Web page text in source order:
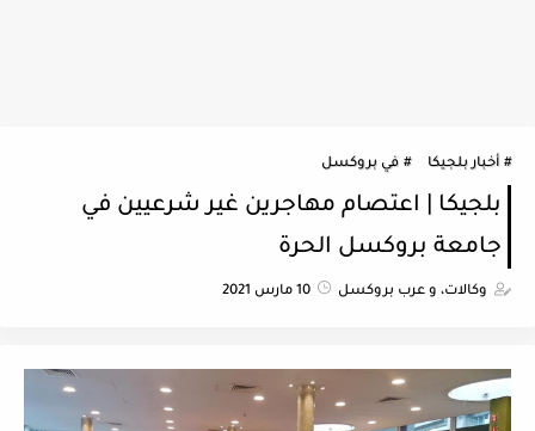
أخبار بلجيكا في بروكسل
بلجيكا | اعتصام مهاجرين غير شرعيين في
جامعة بروكسل الحرة
وكالات، و عرب بروكسل 10 مارس 2021